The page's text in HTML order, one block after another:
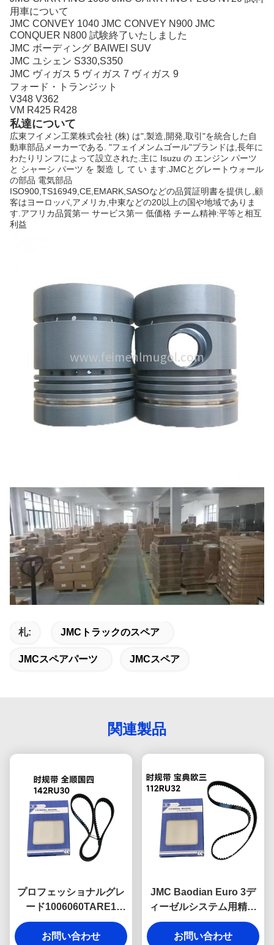
用車について
JMC CONVEY 1040 JMC CONVEY N900 JMC
CONQUER N800 試験終了いたしました
JMC ボーディング BAIWEI SUV
JMC ユシェン S330,S350
JMC ヴィガス 5 ヴィガス 7 ヴィガス 9
フォード・トランジット
V348 V362
VM R425 R428
私達について
広東フイメン工業株式会社 (株) は",製造,開発,取引"を統合した自
動車部品メーカーである. "フェイメンムゴール"ブランドは,長年に
わたりリンフによって設立された.主に Isuzu の エンジン パーツ
と シャーシ パーツ を 製造 し て い ます.JMCとグレートウォール
の部品 電気部品
ISO900,TS16949,CE,EMARK,SASOなどの品質証明書を提供し,顧
客はヨーロッパ,アメリカ,中東などの20以上の国や地域でありま
す.アフリカ品質第一 サービス第一 低価格 チーム精神:平等と相互
利益
札: JMCトラックのスペア
JMCスペアパーツ JMCスペア
関連製品
プロフェッショナルグレ
ード1006060TARE1
OEMタイミングベルト
142T JMC トランジット
お問い合わせ
JMC Baodian Euro 3デ
ィーゼルシステム用精密
エンジニアリング
1006060CAT OEMタイミ
お問い合わせ